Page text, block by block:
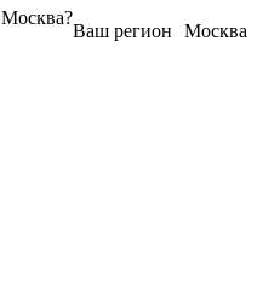
Москва
Ваш регион
Москва?